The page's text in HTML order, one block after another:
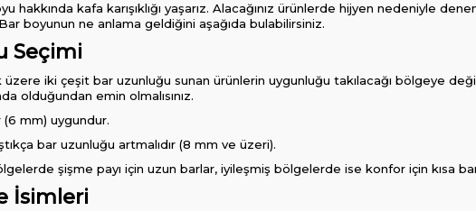
kafa karışıklığı yaşarız. Alacağınız ürünlerde hijyen nedeniyle
boyunun ne anlama geldiğini aşağıda bulabilirsiniz.
Seçimi
iki çeşit bar uzunluğu sunan ürünlerin uygunluğu takılacağı bölgeye
olduğundan emin olmalısınız.
(6 mm) uygundur.
bar uzunluğu artmalıdır (8 mm ve üzeri).
şişme payı için uzun barlar, iyileşmiş bölgelerde ise konfor için kısa
İsimleri